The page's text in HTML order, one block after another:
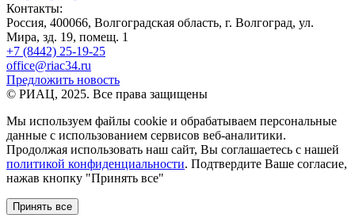
Контакты:
Россия, 400066, Волгоградская область, г. Волгоград, ул.
Мира, зд. 19, помещ. 1
+7 (8442) 25-19-25
office@riac34.ru
Предложить новость
© РИАЦ, 2025. Все права защищены
Мы используем файлы сookie и обрабатываем персональные
данные с использованием сервисов веб-аналитики.
Продолжая использовать наш сайт, Вы соглашаетесь с нашей
политикой конфиденциальности. Подтвердите Ваше согласие,
нажав кнопку "Принять все"
Принять все